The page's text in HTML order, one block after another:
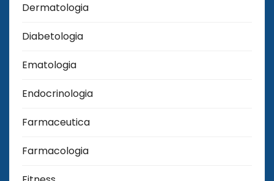
Dermatologia
Diabetologia
Ematologia
Endocrinologia
Farmaceutica
Farmacologia